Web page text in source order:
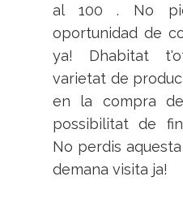
al 100 . No
oportunidad de
ya! Dhabitat
varietat de
en la compra
possibilitat de
No perdis
demana visita ja!